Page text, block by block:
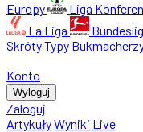
Europy
Liga
La Liga
SkrótyTypy
Konto
Wyloguj
Zaloguj
ArtykułyWyniki Live